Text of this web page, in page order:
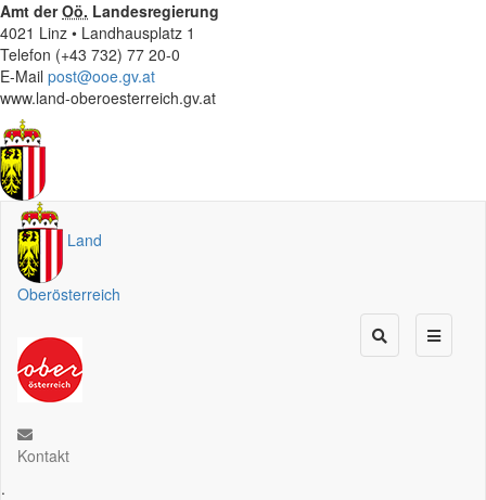
Amt derOö. Landesregierung
4021 Linz • Landhausplatz 1
Telefon (+43 732) 77 20-0
E-Mail post@ooe.gv.at
www.land-oberoesterreich.gv.at
Land
Oberösterreich
Kontakt
.